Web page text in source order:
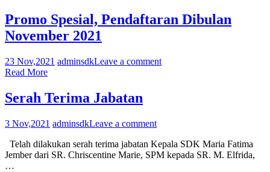
Promo Spesial, Pendaftaran Dibulan
November 2021
23 Nov,2021 adminsdkLeave a comment
Read More
Serah Terima Jabatan
3 Nov,2021 adminsdkLeave a comment
Telah dilakukan serah terima jabatan Kepala SDK Maria Fatima
Jember dari SR. Chriscentine Marie, SPM kepada SR. M. Elfrida,
…